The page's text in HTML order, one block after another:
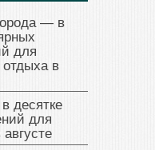
— в
для
отдыха в
десятке
для